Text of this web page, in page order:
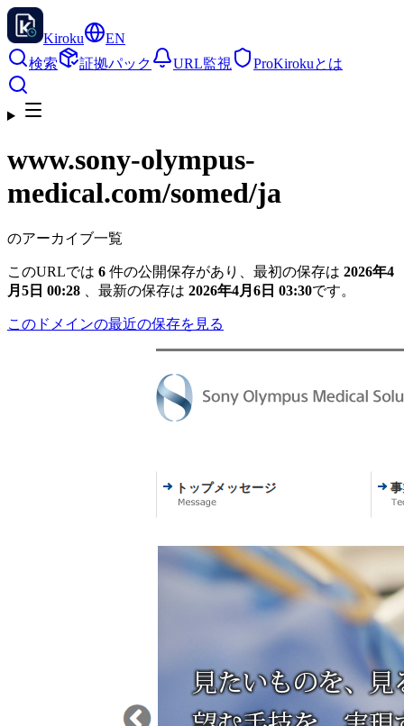
Kiroku
EN
検索
証拠パック URL監視 ProKirokuとは
www.sony-olympus-
medical.com/somed/ja
のアーカイブ一覧
このURLでは 6 件の公開保存があり、最初の保存は 2026年4
月5日 00:28
、最新の保存は 2026年4月6日 03:30です。
このドメインの最近の保存を見る